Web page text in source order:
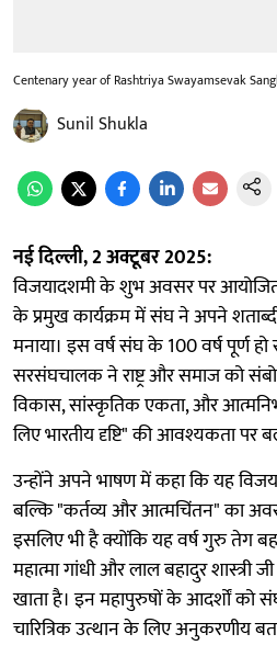
Centenary year of Rashtriya Swayamsevak
Sunil Shukla
नई दिल्ली, 2 अक्टूबर 2025:
विजयादशमी के शुभ अवसर पर आयोजित
के प्रमुख कार्यक्रम में संघ ने अपने
मनाया। इस वर्ष संघ के 100 वर्ष पूर्ण
सरसंघचालक ने राष्ट्र और समाज को
विकास, सांस्कृतिक एकता, और
लिए भारतीय दृष्टि" की आवश्यकता पर
उन्होंने अपने भाषण में कहा कि यह
बल्कि "कर्तव्य और आत्मचिंतन" का
इसलिए भी है क्योंकि यह वर्ष गुरु तेग
महात्मा गांधी और लाल बहादुर
खाता है। इन महापुरुषों के आदर्शों
चारित्रिक उत्थान के लिए अनुकरणीय